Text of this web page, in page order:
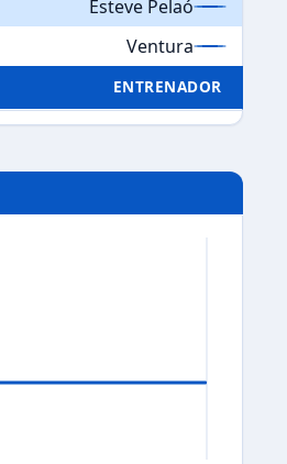
Esteve Pelaó
Ventura
ENTRENADOR